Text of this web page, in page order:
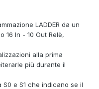
LADDER da un
16 In - 10 Out Relè,
alla prima
più durante il
e S1 che indicano se il